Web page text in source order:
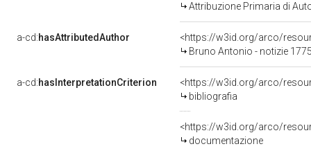
Attribuzione Primaria di
a-cd:hasAttributedAuthor
<https://w3id.org/arco/
Bruno Antonio - notizie
a-cd:hasInterpretationCriterion
<https://w3id.org/arco/
bibliografia
<https://w3id.org/arco/
documentazione